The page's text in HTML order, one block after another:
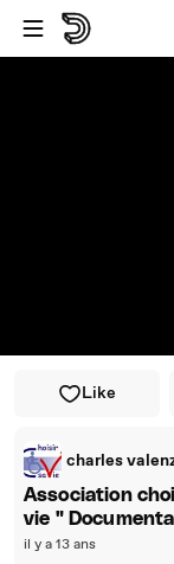
Passer au player
Passer au contenu
Like
charles
Association
vie "
il y a 13 ans